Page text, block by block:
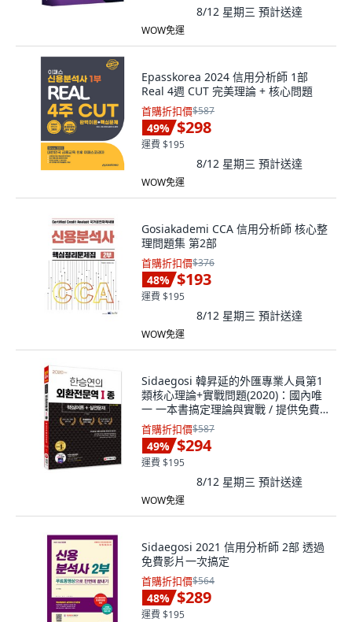
8/12 星期三 預計送達
WOW免運
Epasskorea 2024 信用分析師 1部
Real 4週 CUT 完美理論 + 核心問題
首購折扣價$587
49% $298
運費 $195
8/12 星期三 預計送達
WOW免運
Gosiakademi CCA 信用分析師 核心整
理問題集 第2部
首購折扣價$376
48% $193
運費 $195
8/12 星期三 預計送達
WOW免運
Sidaegosi 韓昇延的外匯專業人員第1
類核心理論+實戰問題(2020)：國內唯
一 一本書搞定理論與實戰 / 提供免費
影片課程!
首購折扣價$587
49% $294
運費 $195
8/12 星期三 預計送達
WOW免運
Sidaegosi 2021 信用分析師 2部 透過
免費影片一次搞定
首購折扣價$564
48% $289
運費 $195